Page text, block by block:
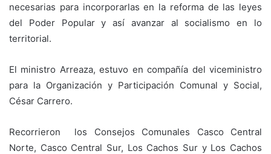
necesarias para incorporarlas en la reforma de las leyes
del Poder Popular y así avanzar al socialismo en lo
territorial.
El ministro Arreaza, estuvo en compañía del viceministro
para la Organización y Participación Comunal y Social,
César Carrero.
Recorrieron los Consejos Comunales Casco Central
Norte, Casco Central Sur, Los Cachos Sur y Los Cachos